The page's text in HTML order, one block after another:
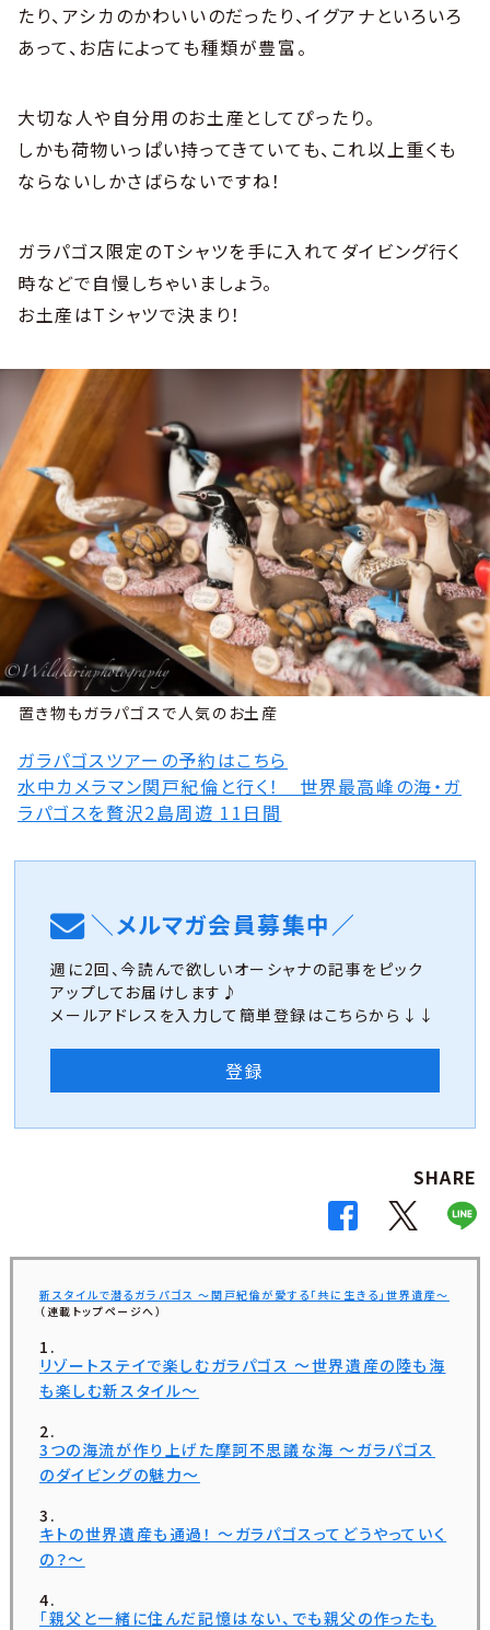
たり、アシカのかわいいのだったり、イグアナといろいろ
あって、お店によっても種類が豊富。
大切な人や自分用のお土産としてぴったり。
しかも荷物いっぱい持ってきていても、これ以上重くも
ならないしかさばらないですね！
ガラパゴス限定のTシャツを手に入れてダイビング行く
時などで自慢しちゃいましょう。
お土産はTシャツで決まり！
置き物もガラパゴスで人気のお土産
ガラパゴスツアーの予約はこちら
水中カメラマン関戸紀倫と行く！ 世界最高峰の海・ガ
ラパゴスを贅沢2島周遊 11日間
＼メルマガ会員募集中／
週に2回、今読んで欲しいオーシャナの記事をピック
アップしてお届けします♪
メールアドレスを入力して簡単登録はこちらから↓↓
登録
SHARE
新スタイルで潜るガラパゴス ～関戸紀倫が愛する「共に生きる」世界遺産～
（連載トップページへ）
リゾートステイで楽しむガラパゴス ～世界遺産の陸も海
も楽しむ新スタイル～
3つの海流が作り上げた摩訶不思議な海 ～ガラパゴス
のダイビングの魅力～
キトの世界遺産も通過！ ～ガラパゴスってどうやっていく
の？～
「親父と一緒に住んだ記憶はない、でも親父の作ったも